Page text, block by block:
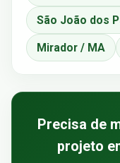
São João dos
Mirador / MA
Precisa de
projeto